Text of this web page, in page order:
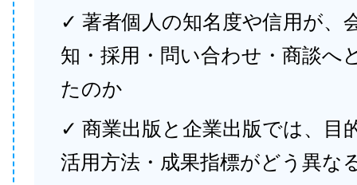
✓ 著者個人の知名度や信用が、
知・採用・問い合わせ・商談へ
たのか
✓ 商業出版と企業出版では、目
活用方法・成果指標がどう異な